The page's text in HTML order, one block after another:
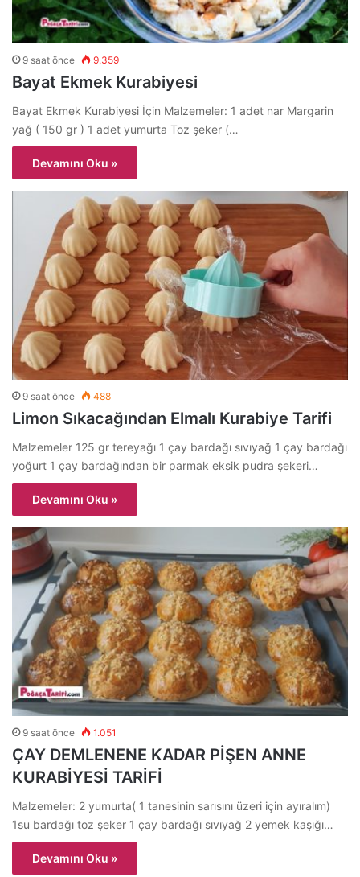
9 saat önce 9.359
Bayat Ekmek Kurabiyesi
Bayat Ekmek Kurabiyesi İçin Malzemeler: 1 adet nar Margarin
yağ ( 150 gr ) 1 adet yumurta Toz şeker (…
Devamını Oku »
9 saat önce 488
Limon Sıkacağından Elmalı Kurabiye Tarifi
Malzemeler 125 gr tereyağı 1 çay bardağı sıvıyağ 1 çay bardağı
yoğurt 1 çay bardağından bir parmak eksik pudra şekeri…
Devamını Oku »
9 saat önce 1.051
ÇAY DEMLENENE KADAR PİŞEN ANNE
KURABİYESİ TARİFİ
Malzemeler: 2 yumurta( 1 tanesinin sarısını üzeri için ayıralım)
1su bardağı toz şeker 1 çay bardağı sıvıyağ 2 yemek kaşığı…
Devamını Oku »